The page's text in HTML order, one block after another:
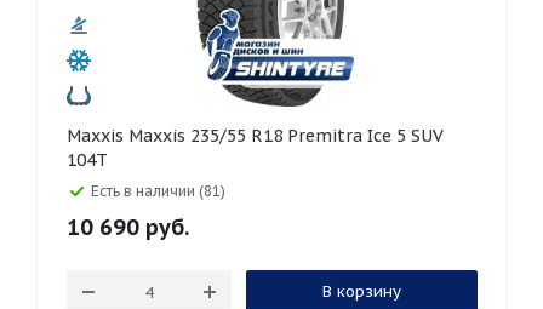
Maxxis Maxxis 235/55 R18 Premitra Ice 5 SUV
104T
Есть в наличии (81)
10 690 руб.
В корзину